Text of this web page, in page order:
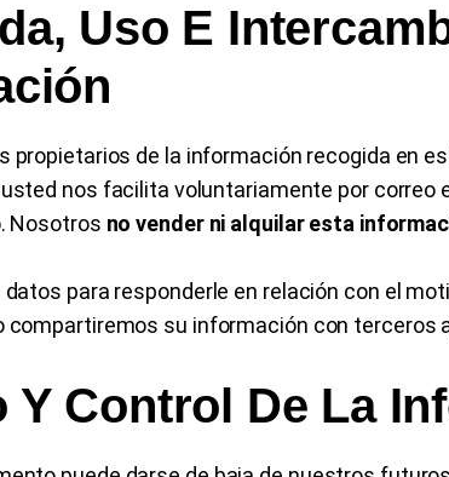
Uso E
propietarios de la información recogida en
nos facilita voluntariamente por correo
Nosotros no vender ni alquilar esta
para responderle en relación con el
compartiremos su información con terceros
Y Control De La